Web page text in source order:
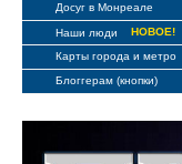
Досуг в Монреале
Наши люди
НОВОЕ!
Карты города и метро
Блоггерам (кнопки)